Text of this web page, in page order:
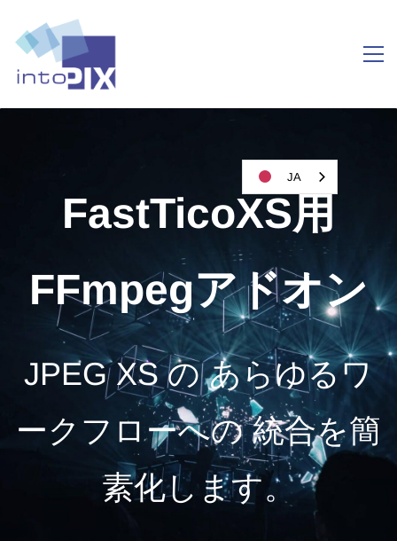
FastTicoXS用
FFmpegアドオン
JPEG XSのあらゆるワ
ークフローへの統合を簡
素化します。
JA